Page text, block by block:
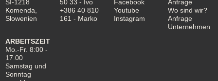
SI-1218
Komenda,
Slowenien
ARBEITSZEIT
Mo.-Fr. 8:00 -
17:00
Samstag und
Sonntag
50 33 - Ivo
+386 40 810
161 - Marko
Facebook
Youtube
Instagram
Anfrage
Wo sind wir?
Anfrage
Unternehmen